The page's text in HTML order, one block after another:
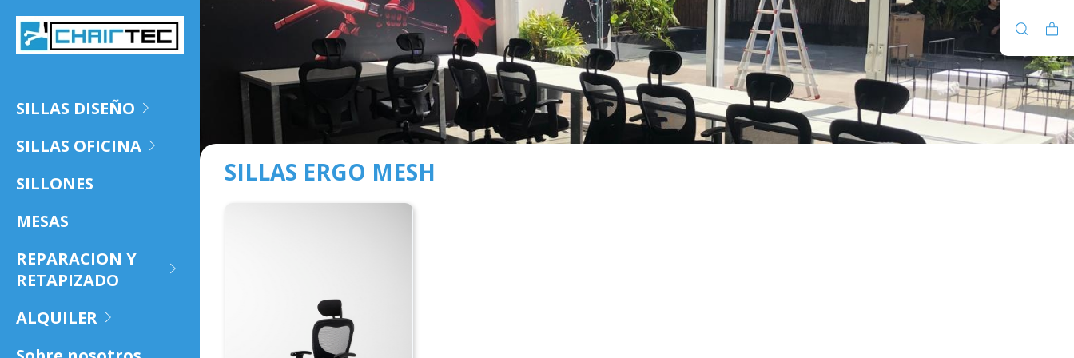
SILLAS DISEÑO
SILLAS OFICINA
SILLONES
MESAS
REPARACION Y
RETAPIZADO
ALQUILER
SILLAS ERGO MESH